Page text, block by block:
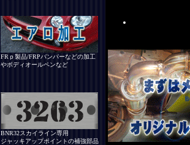
FRｐ製品/FRPバンパーなどの加工
やボディオールペンなど
BNR32スカイライン専用
ジャッキアップポイントの補強部品